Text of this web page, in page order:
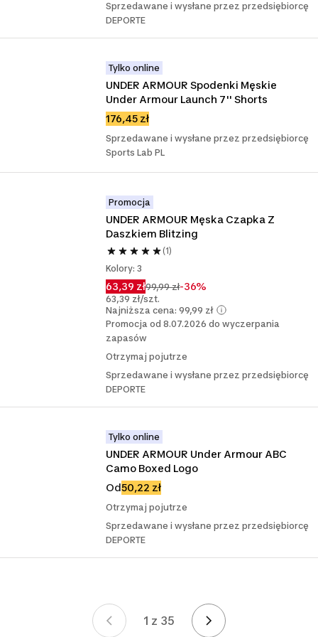
Sprzedawane i wysłane przez przedsiębiorcę
DEPORTE
Tylko online
UNDER ARMOUR Spodenki Męskie
Under Armour Launch 7'' Shorts
176,45 zł
Sprzedawane i wysłane przez przedsiębiorcę
Sports Lab PL
Promocja
UNDER ARMOUR Męska Czapka Z
Daszkiem Blitzing
(1)
Kolory: 3
63,39 zł99,99 zł-36%
63,39 zł/szt.
Najniższa cena: 99,99 zł
Promocja od 8.07.2026 do wyczerpania
zapasów
Otrzymaj pojutrze
Sprzedawane i wysłane przez przedsiębiorcę
DEPORTE
Tylko online
UNDER ARMOUR Under Armour ABC
Camo Boxed Logo
Od50,22 zł
Otrzymaj pojutrze
Sprzedawane i wysłane przez przedsiębiorcę
DEPORTE
1 z 35Strona 1 z 35